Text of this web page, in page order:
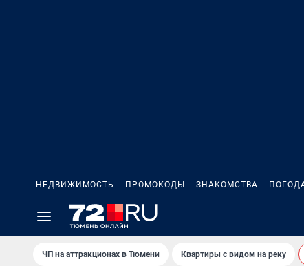
НЕДВИЖИМОСТЬ ПРОМОКОДЫ ЗНАКОМСТВА
ЧП на аттракционах в Тюмени Квартиры с видом на реку